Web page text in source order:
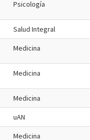
Psicología
Salud Integral
Medicina
Medicina
Medicina
uAN
Medicina